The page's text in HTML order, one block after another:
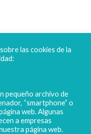
las cookies de la
pequeño archivo de
“smartphone” o
web. Algunas
a empresas
página web.